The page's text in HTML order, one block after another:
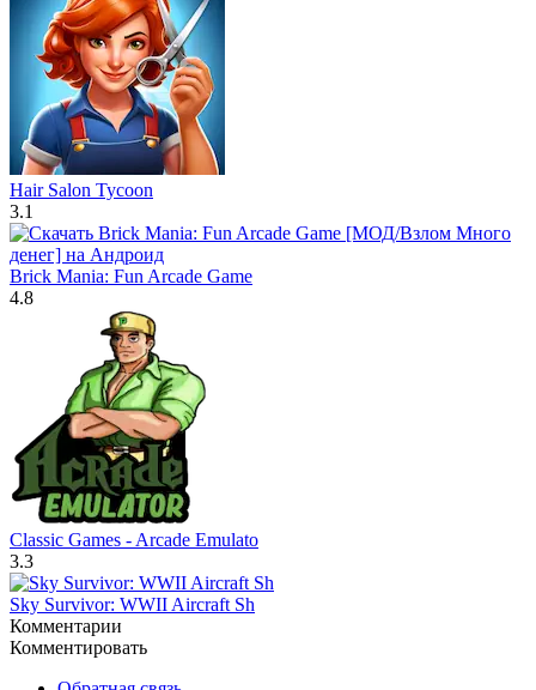
Hair Salon Tycoon
3.1
Brick Mania: Fun Arcade Game
4.8
Classic Games - Arcade Emulato
3.3
Sky Survivor: WWII Aircraft Sh
Комментарии
Комментировать